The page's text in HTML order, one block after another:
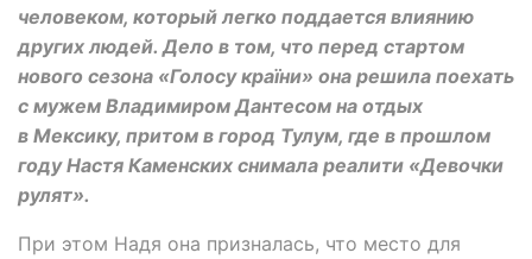
человеком, который легко поддается влиянию
других людей. Дело в том, что перед стартом
нового сезона «Голосу країни» она решила поехать
с мужем Владимиром Дантесом на отдых
в Мексику, притом в город Тулум, где в прошлом
году Настя Каменских снимала реалити «Девочки
рулят».
При этом Надя она призналась, что место для